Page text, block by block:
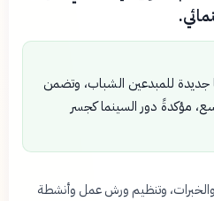
جديدة للمبدعين الشباب، وتضمن
مؤكدةً دور السينما كجسر
والخبرات، وتنظيم ورش عمل وأنشطة